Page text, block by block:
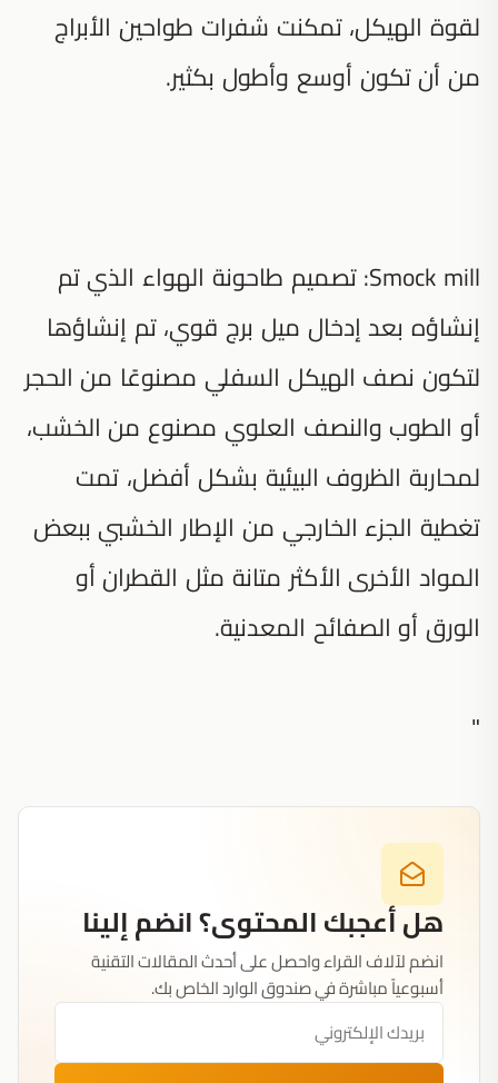
لقوة الهيكل، تمكنت شفرات طواحين الأبراج
من أن تكون أوسع وأطول بكثير.
Smock mill: تصميم طاحونة الهواء الذي تم
إنشاؤه بعد إدخال ميل برج قوي، تم إنشاؤها
لتكون نصف الهيكل السفلي مصنوعًا من الحجر
أو الطوب والنصف العلوي مصنوع من الخشب،
لمحاربة الظروف البيئية بشكل أفضل، تمت
تغطية الجزء الخارجي من الإطار الخشبي ببعض
المواد الأخرى الأكثر متانة مثل القطران أو
الورق أو الصفائح المعدنية.
"
هل أعجبك المحتوى؟ انضم إلينا
انضم لآلاف القراء واحصل على أحدث المقالات التقنية
أسبوعياً مباشرة في صندوق الوارد الخاص بك.